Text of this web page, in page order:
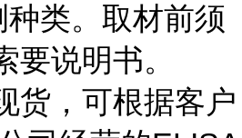
类。取材前须
要说明书。
货，可根据客户